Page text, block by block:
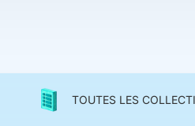
TOUTES LES